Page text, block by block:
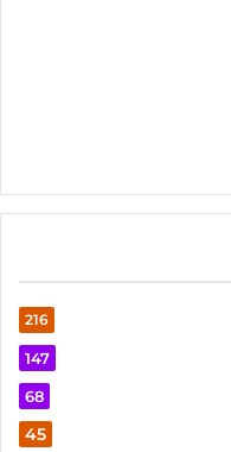
216
147
68
45